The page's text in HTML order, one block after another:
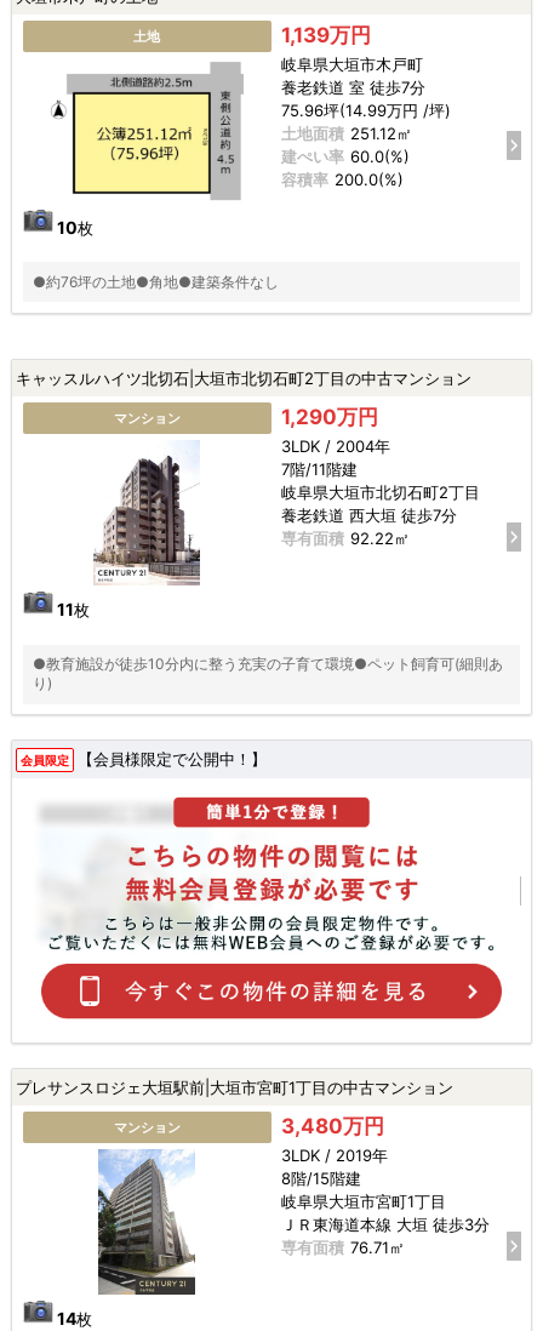
土地
10枚
1,139万円
岐阜県大垣市木戸町
養老鉄道 室 徒歩7分
75.96坪(14.99万円 /坪)
土地面積 251.12㎡
建ぺい率 60.0(%)
容積率 200.0(%)
●約76坪の土地●角地●建築条件なし
キャッスルハイツ北切石|大垣市北切石町2丁目の中古マンション
マンション
11枚
1,290万円
3LDK / 2004年
7階/11階建
岐阜県大垣市北切石町2丁目
養老鉄道 西大垣 徒歩7分
専有面積 92.22㎡
●教育施設が徒歩10分内に整う充実の子育て環境●ペット飼育可(細則あ
り)
会員限定 【会員様限定で公開中！】
プレサンスロジェ大垣駅前|大垣市宮町1丁目の中古マンション
マンション
14枚
3,480万円
3LDK / 2019年
8階/15階建
岐阜県大垣市宮町1丁目
ＪＲ東海道本線 大垣 徒歩3分
専有面積 76.71㎡